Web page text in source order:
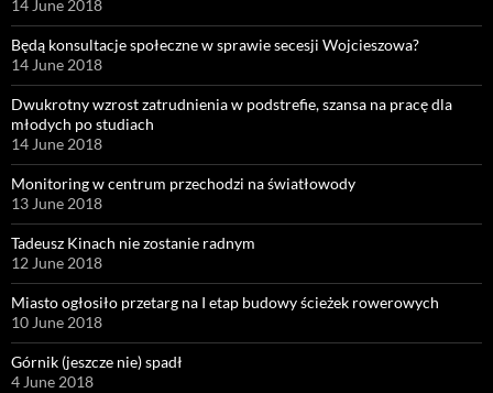
14 June 2018
Będą konsultacje społeczne w sprawie secesji Wojcieszowa?
14 June 2018
Dwukrotny wzrost zatrudnienia w podstrefie, szansa na pracę dla
młodych po studiach
14 June 2018
Monitoring w centrum przechodzi na światłowody
13 June 2018
Tadeusz Kinach nie zostanie radnym
12 June 2018
Miasto ogłosiło przetarg na I etap budowy ścieżek rowerowych
10 June 2018
Górnik (jeszcze nie) spadł
4 June 2018